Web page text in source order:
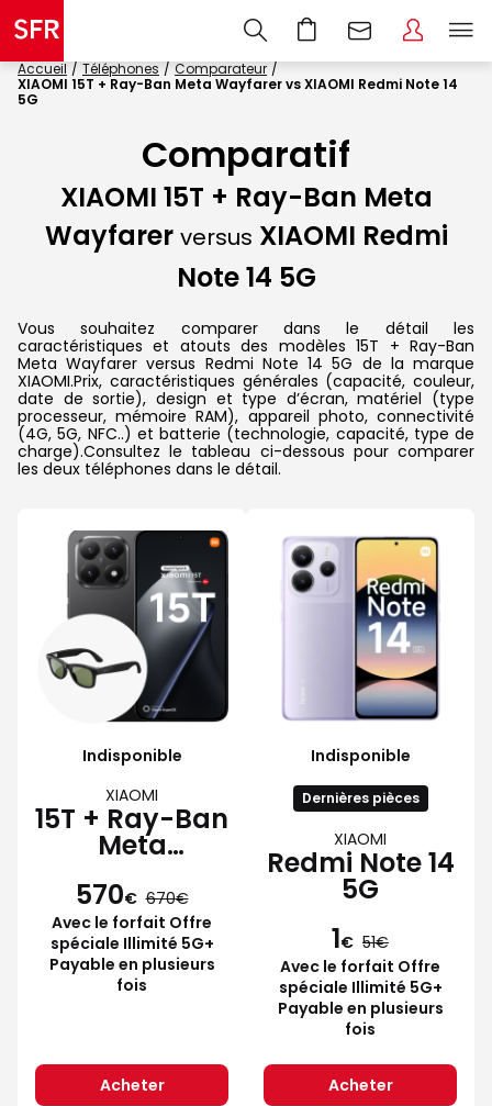
Accueil Téléphones
Comparateur
XIAOMI 15T + Ray-Ban Meta Wayfarer vs XIAOMI Redmi Note 14
5G
Comparatif
XIAOMI 15T + Ray-Ban Meta
Wayfarer versus XIAOMI Redmi
Note 14 5G
Vous souhaitez comparer dans le détail les
caractéristiques et atouts des modèles 15T + Ray-Ban
Meta Wayfarer versus Redmi Note 14 5G de la marque
XIAOMI.Prix, caractéristiques générales (capacité, couleur,
date de sortie), design et type d’écran, matériel (type
processeur, mémoire RAM), appareil photo, connectivité
(4G, 5G, NFC..) et batterie (technologie, capacité, type de
charge).Consultez le tableau ci-dessous pour comparer
les deux téléphones dans le détail.
Indisponible
XIAOMI
15T + Ray-Ban
Meta
570€ 670
Avec le forfait Offre
spéciale Illimité 5G+
Payable en plusieurs
fois
Acheter
Indisponible
Dernières pièces
XIAOMI
Redmi Note 14
5G
1€ 51
Avec le forfait Offre
spéciale Illimité 5G+
Payable en plusieurs
fois
Acheter